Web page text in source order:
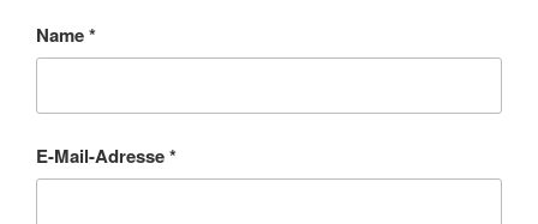
Name*
E-Mail-Adresse*